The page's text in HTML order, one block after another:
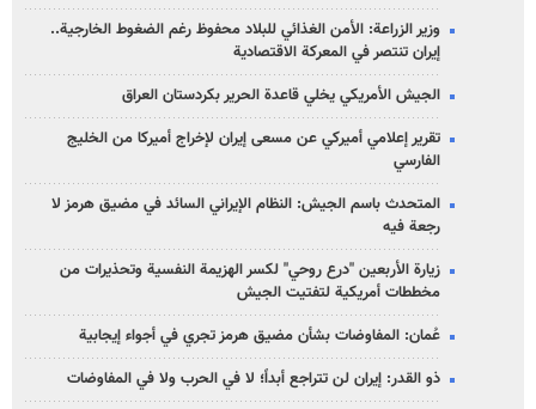
وزير الزراعة: الأمن الغذائي للبلاد محفوظ رغم الضغوط الخارجية..
إيران تنتصر في المعركة الاقتصادية
الجيش الأمريكي يخلي قاعدة الحرير بكردستان العراق
تقرير إعلامي أميركي عن مسعى إيران لإخراج أميركا من الخليج
الفارسي
المتحدث باسم الجيش: النظام الإيراني السائد في مضيق هرمز لا
رجعة فيه
زيارة الأربعين "درع روحي" لكسر الهزيمة النفسية وتحذيرات من
مخططات أمريكية لتفتيت الجيش
عُمان: المفاوضات بشأن مضيق هرمز تجري في أجواء إيجابية
ذو القدر: إيران لن تتراجع أبداً؛ لا في الحرب ولا في المفاوضات